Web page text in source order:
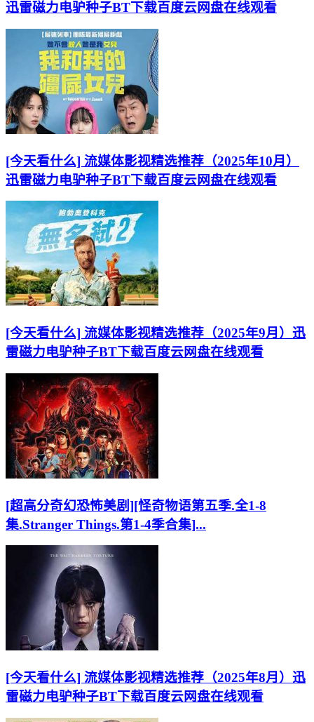
迅雷磁力电驴种子BT下载百度云网盘在线观看
[今天看什么] 流媒体影视精选推荐（2025年10月）
迅雷磁力电驴种子BT下载百度云网盘在线观看
[今天看什么] 流媒体影视精选推荐（2025年9月）迅
雷磁力电驴种子BT下载百度云网盘在线观看
[超高分奇幻恐怖美剧][怪奇物语第五季.全1-8
集.Stranger Things.第1-4季合集]...
[今天看什么] 流媒体影视精选推荐（2025年8月）迅
雷磁力电驴种子BT下载百度云网盘在线观看